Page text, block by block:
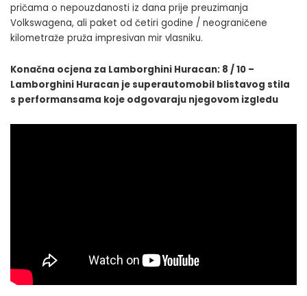
pričama o nepouzdanosti iz dana prije preuzimanja
Volkswagena, ali paket od četiri godine / neograničene
kilometraže pruža impresivan mir vlasniku.
Konačna ocjena za Lamborghini Huracan: 8 / 10 –
Lamborghini Huracan je superautomobil blistavog stila
s performansama koje odgovaraju njegovom izgledu